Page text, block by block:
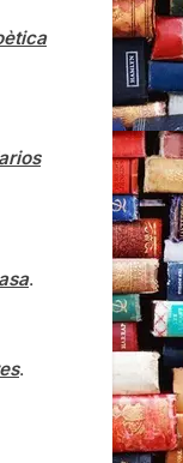
.
.